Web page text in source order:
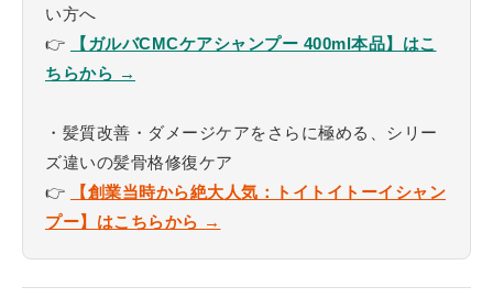
い方へ
👉
【ガルバCMCケアシャンプー 400ml本品】はこ
ちらから →
・髪質改善・ダメージケアをさらに極める、シリー
ズ違いの髪骨格修復ケア
👉
【創業当時から絶大人気：トイトイトーイシャン
プー】はこちらから →